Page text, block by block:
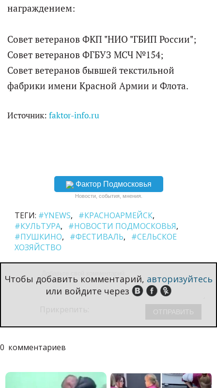
награждением:
Совет ветеранов ФКП "НИО "ГБИП России";
Совет ветеранов ФГБУЗ МСЧ №154;
Совет ветеранов бывшей текстильной
фабрики имени Красной Армии и Флота.
Источник: faktor-info.ru
Фактор Подмосковья
Новости, события, мнения.
ТЕГИ: #YNEWS
#КРАСНОАРМЕЙСК
#КУЛЬТУРА
#НОВОСТИ ПОДМОСКОВЬЯ
#ПУШКИНО
#ФЕСТИВАЛЬ
#СЕЛЬСКОЕ
ХОЗЯЙСТВО
Чтобы добавить комментарий, авторизуйтесь
или войдите через
0 комментариев